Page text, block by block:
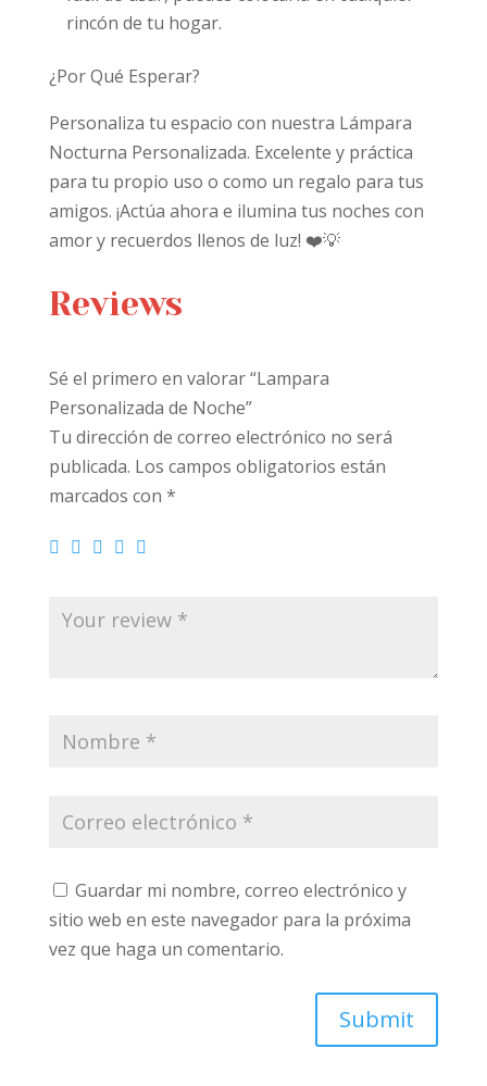
rincón de tu hogar.
¿Por Qué Esperar?
Personaliza tu espacio con nuestra Lámpara
Nocturna Personalizada. Excelente y práctica
para tu propio uso o como un regalo para tus
amigos. ¡Actúa ahora e ilumina tus noches con
amor y recuerdos llenos de luz! ❤️💡
Reviews
Sé el primero en valorar “Lampara
Personalizada de Noche”
Tu dirección de correo electrónico no será
publicada. Los campos obligatorios están
marcados con *
Guardar mi nombre, correo electrónico y
sitio web en este navegador para la próxima
vez que haga un comentario.
Submit